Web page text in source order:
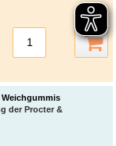
Weichgummis
der Procter &